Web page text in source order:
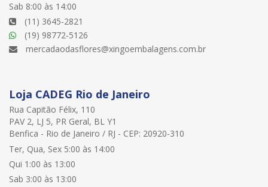
Sab 8:00 às 14:00
(11) 3645-2821
(19) 98772-5126
mercadaodasflores@xingoembalagens.com.br
Loja CADEG Rio de Janeiro
Rua Capitão Félix, 110
PAV 2, LJ 5, PR Geral, BL Y1
Benfica - Rio de Janeiro / RJ - CEP: 20920-310
Ter, Qua, Sex 5:00 às 14:00
Qui 1:00 às 13:00
Sab 3:00 às 13:00